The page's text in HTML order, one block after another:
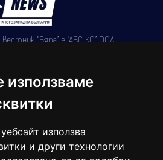
използваме
използва
и други технологии
"Вяра" е "АВС КО" ООД,
година.
43